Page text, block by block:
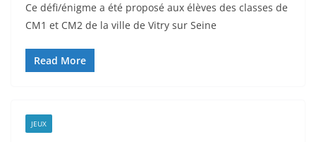
Ce défi/énigme a été proposé aux élèves des classes de
CM1 et CM2 de la ville de Vitry sur Seine
Read More
JEUX